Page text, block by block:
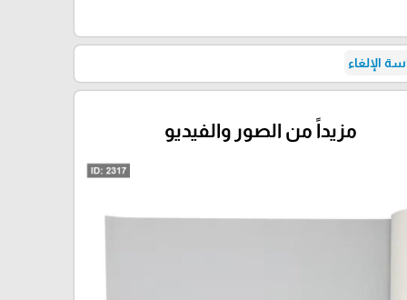
الإلغاء
مزيداً من الصور والفيديو